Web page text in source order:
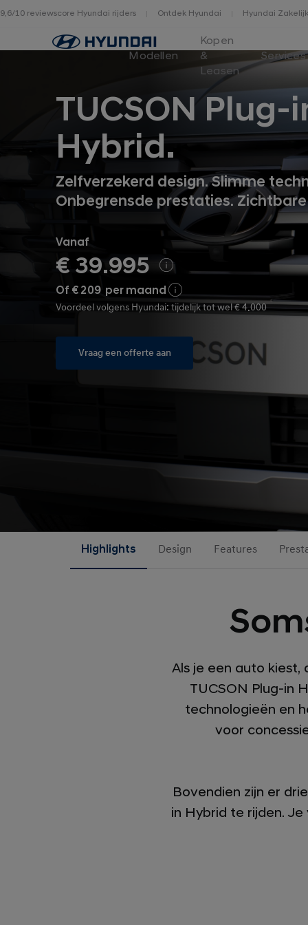
9,6/10 reviewscore Hyundai rijders Ontdek Hyundai Hyundai Zakelijk
Home
Modellen
Kopen
&
Leasen
Services
TUCSON Plug-
Hybrid.
Zelfverzekerd design. Slimme
Onbegrensde prestaties.
Vanaf
€ 39.995
Of € 209 per maand
Voordeel volgens Hyundai: tijdelijk tot wel€ 4.000
Vraag een offerte aan
Highlights Design Features
Als je een auto
TUCSON Plug-in
technologieën en
voor
Bovendien zijn er
in Hybrid te rijden.